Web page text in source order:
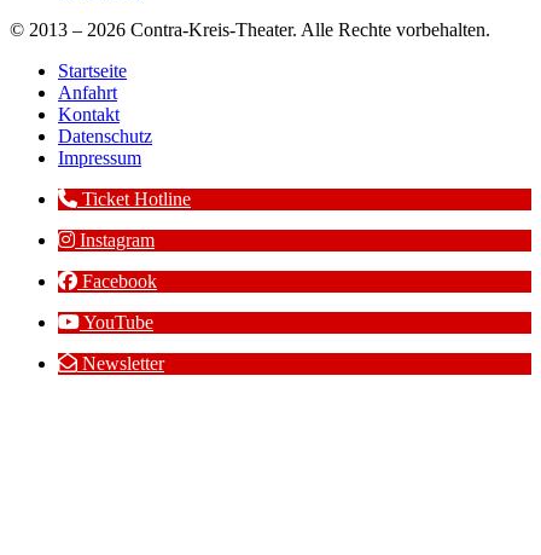
© 2013 – 2026 Contra-Kreis-Theater. Alle Rechte vorbehalten.
Startseite
Anfahrt
Kontakt
Datenschutz
Impressum
Ticket Hotline
Instagram
Facebook
YouTube
Newsletter